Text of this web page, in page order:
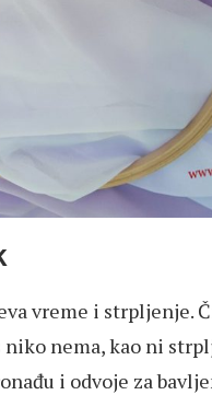
vreme i strpljenje.
niko nema, kao ni
i odvoje za